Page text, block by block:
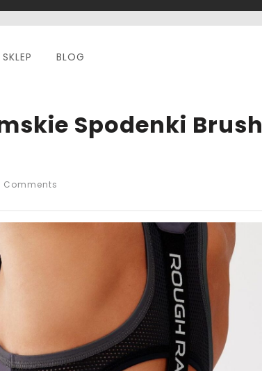
SKLEP BLOG
Spodenki Brush
Comments